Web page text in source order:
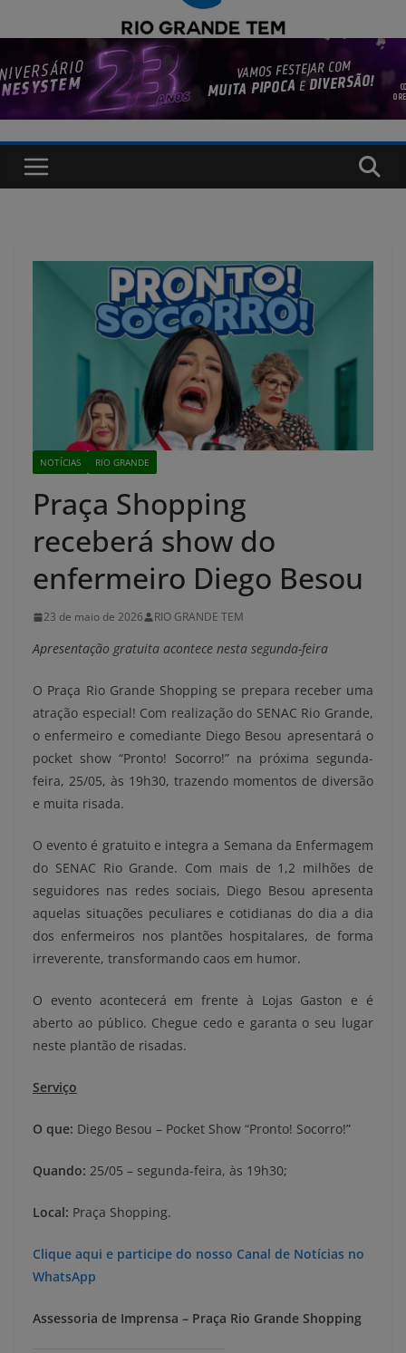
NOTÍCIAS RIO GRANDE
Praça Shopping
receberá show do
enfermeiro Diego Besou
23 de maio de 2026 RIO GRANDE TEM
Apresentação gratuita acontece nesta segunda-feira
O Praça Rio Grande Shopping se prepara receber uma
atração especial! Com realização do SENAC Rio Grande,
o enfermeiro e comediante Diego Besou apresentará o
pocket show “Pronto! Socorro!” na próxima segunda-
feira, 25/05, às 19h30, trazendo momentos de diversão
e muita risada.
O evento é gratuito e integra a Semana da Enfermagem
do SENAC Rio Grande. Com mais de 1,2 milhões de
seguidores nas redes sociais, Diego Besou apresenta
aquelas situações peculiares e cotidianas do dia a dia
dos enfermeiros nos plantões hospitalares, de forma
irreverente, transformando caos em humor.
O evento acontecerá em frente à Lojas Gaston e é
aberto ao público. Chegue cedo e garanta o seu lugar
neste plantão de risadas.
Serviço
O que: Diego Besou – Pocket Show “Pronto! Socorro!”
Quando: 25/05 – segunda-feira, às 19h30;
Local: Praça Shopping.
Clique aqui e participe do nosso Canal de Notícias no
WhatsApp
Assessoria de Imprensa – Praça Rio Grande Shopping